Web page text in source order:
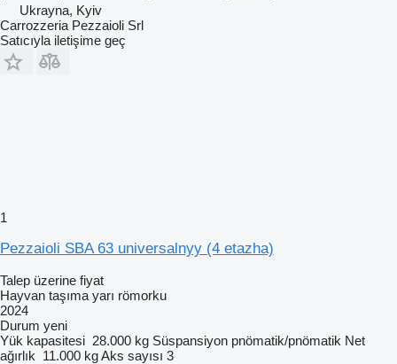
Ukrayna, Kyiv
Carrozzeria Pezzaioli Srl
Satıcıyla iletişime geç
1
Pezzaioli SBA 63 universalnyy (4 etazha)
Talep üzerine fiyat
Hayvan taşıma yarı römorku
2024
Durum yeni
Yük kapasitesi 28.000 kg Süspansiyon pnömatik/pnömatik Net
ağırlık 11.000 kgAks sayısı 3